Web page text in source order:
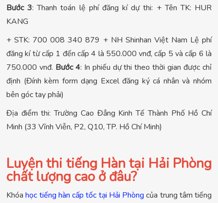
Bước 3: Thanh toán lệ phí đăng kí dự thi: + Tên TK: HUR
KANG
+ STK: 700 008 340 879 + NH Shinhan Việt Nam Lệ phí
đăng kí từ cấp 1 đến cấp 4 là 550.000 vnđ, cấp 5 và cấp 6 là
750.000 vnđ. Bước 4: In phiếu dự thi theo thời gian được chỉ
định (Đính kèm form dạng Excel đăng ký cá nhân và nhóm
bên góc tay phải)
Địa điểm thi: Trường Cao Đẳng Kinh Tế Thành Phố Hồ Chí
Minh (33 Vĩnh Viễn, P2, Q10, TP. Hồ Chí Minh)
Luyện thi tiếng Hàn tại Hải Phòng
chất lượng cao ở đâu?
Khóahọc tiếng hàn cấp tốc tại Hải Phòng của trung tâm tiếng